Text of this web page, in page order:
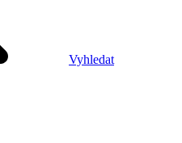
Vyhledat